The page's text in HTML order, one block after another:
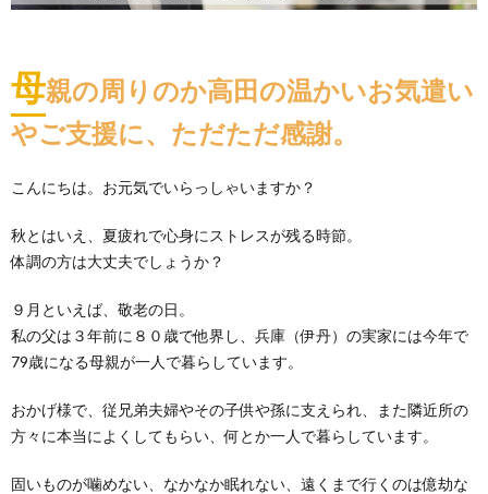
母親の周りのか高田の温かいお気遣い
やご支援に、ただただ感謝。
こんにちは。お元気でいらっしゃいますか？
秋とはいえ、夏疲れで心身にストレスが残る時節。
体調の方は大丈夫でしょうか？
９月といえば、敬老の日。
私の父は３年前に８０歳で他界し、兵庫（伊丹）の実家には今年で
79歳になる母親が一人で暮らしています。
おかげ様で、従兄弟夫婦やその子供や孫に支えられ、また隣近所の
方々に本当によくしてもらい、何とか一人で暮らしています。
固いものが噛めない、なかなか眠れない、遠くまで行くのは億劫な